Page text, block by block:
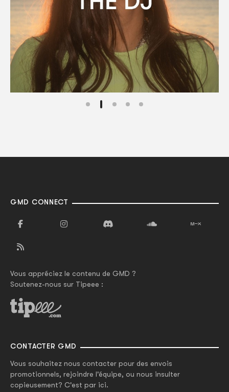
GMD CONNECT
Vous appréciez le contenu de GMD ?
Soutenez-nous sur Tipeee :
CONTACTER GMD
Vous souhaitez nous contacter pour des envois
promotionnels, rejoindre l'équipe, ou nous insulter
copieusement? C'est par ici.